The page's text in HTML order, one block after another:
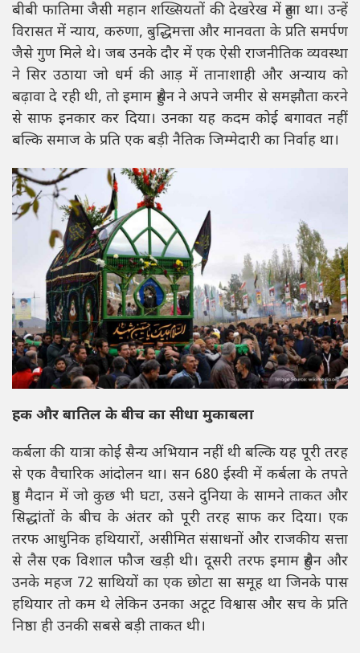
बीबी फातिमा जैसी महान शख्सियतों की देखरेख में हुआ था। उन्हें
विरासत में न्याय, करुणा, बुद्धिमत्ता और मानवता के प्रति समर्पण
जैसे गुण मिले थे। जब उनके दौर में एक ऐसी राजनीतिक व्यवस्था
ने सिर उठाया जो धर्म की आड़ में तानाशाही और अन्याय को
बढ़ावा दे रही थी, तो इमाम हुसैन ने अपने जमीर से समझौता करने
से साफ इनकार कर दिया। उनका यह कदम कोई बगावत नहीं
बल्कि समाज के प्रति एक बड़ी नैतिक जिम्मेदारी का निर्वाह था।
हक और बातिल के बीच का सीधा मुकाबला
कर्बला की यात्रा कोई सैन्य अभियान नहीं थी बल्कि यह पूरी तरह
से एक वैचारिक आंदोलन था। सन 680 ईस्वी में कर्बला के तपते
हुए मैदान में जो कुछ भी घटा, उसने दुनिया के सामने ताकत और
सिद्धांतों के बीच के अंतर को पूरी तरह साफ कर दिया। एक
तरफ आधुनिक हथियारों, असीमित संसाधनों और राजकीय सत्ता
से लैस एक विशाल फौज खड़ी थी। दूसरी तरफ इमाम हुसैन और
उनके महज 72 साथियों का एक छोटा सा समूह था जिनके पास
हथियार तो कम थे लेकिन उनका अटूट विश्वास और सच के प्रति
निष्ठा ही उनकी सबसे बड़ी ताकत थी।